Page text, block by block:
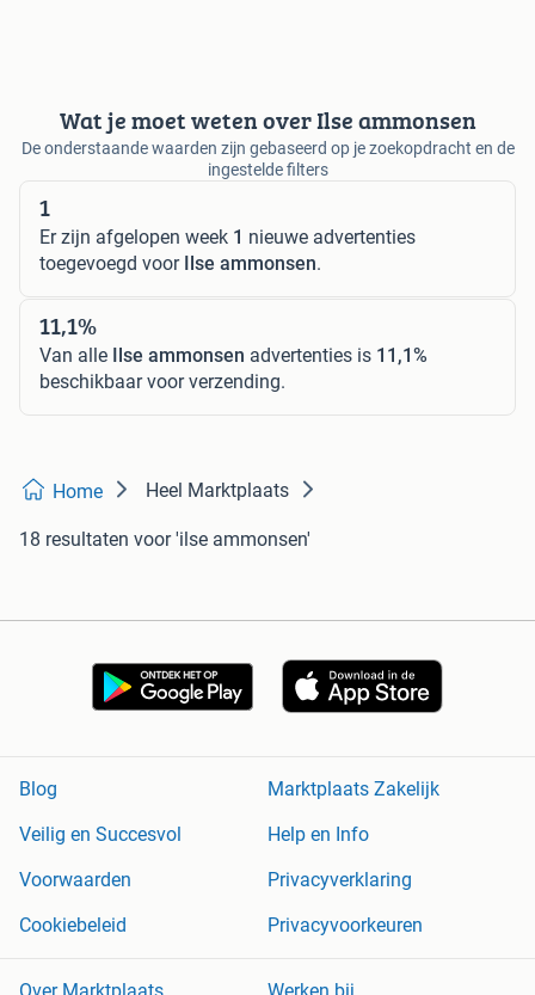
Wat je moet weten over Ilse ammonsen
De onderstaande waarden zijn gebaseerd op je zoekopdracht en de
ingestelde filters
1
Er zijn afgelopen week 1 nieuwe advertenties
toegevoegd voor
Ilse ammonsen.
11,1%
Van alle Ilse ammonsen advertenties is 11,1%
beschikbaar voor verzending.
Home Heel Marktplaats
18 resultaten voor 'ilse ammonsen'
Blog
Marktplaats Zakelijk
Veilig en Succesvol
Help en Info
Voorwaarden
Privacyverklaring
Cookiebeleid
Privacyvoorkeuren